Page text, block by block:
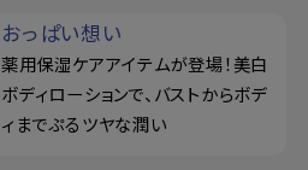
おっぱい想い
薬用保湿ケアアイテムが登場！美白
ボディローションで、バストからボデ
ィまでぷるツヤな潤い